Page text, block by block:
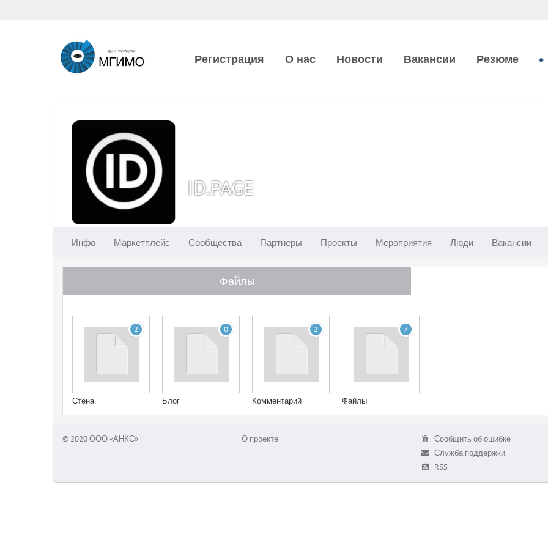
Регистрация О нас Новости Вакансии Резюме
ID.PAGE
Инфо Маркетплейс Сообщества Партнёры Проекты Мероприятия Люди Вакансии
Файлы
2
Стена
0
Блог
2
Комментарий
7
Файлы
© 2020 ООО «АНКС» О проекте
Сообщить об ошибке
Служба поддержки
RSS